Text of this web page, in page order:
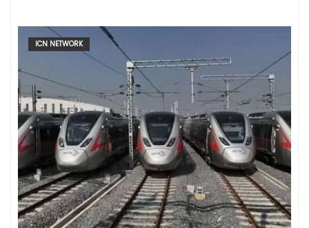
ICN NETWORK